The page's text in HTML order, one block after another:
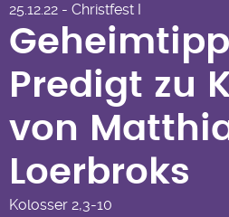
Predigt zu
von
Loerbroks
25.12.22 - Christfest I
Predigt zu
von
Loerbroks
Kolosser 2,3-10